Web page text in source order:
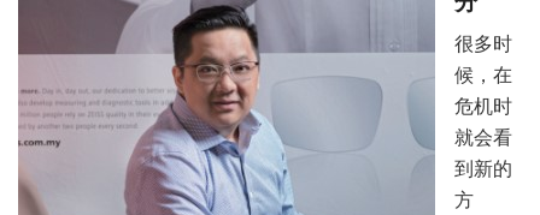
很多时
候，在
危机时
就会看
到新的
方